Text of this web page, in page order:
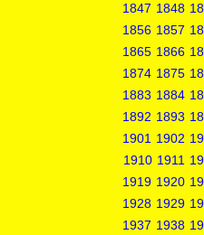
1847 1848
1856 1857
1865 1866
1874 1875
1883 1884
1892 1893
1901 1902
1910 1911
1919 1920
1928 1929
1937 1938